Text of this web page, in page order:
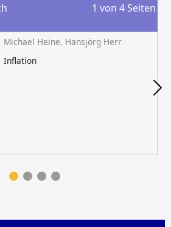
1 von 4 Seiten
Michael Heine, Hansjörg Herr
Inflation